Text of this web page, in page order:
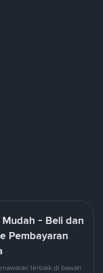
- Beli dan
Pembayaran
terbaik di bawah